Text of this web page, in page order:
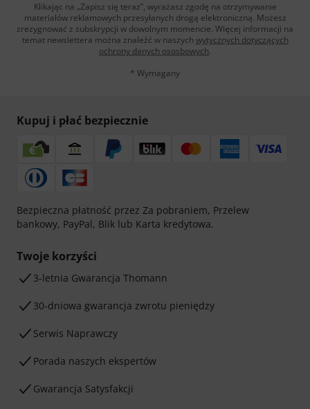
Klikając na „Zapisz się teraz”, wyrażasz zgodę na otrzymywanie
materialów reklamowych przesyłanych drogą elektroniczną. Możesz
zrezygnować z subskrypcji w dowolnym momencie. Więcej informacji na
temat newslettera można znaleźć w naszych wytycznych dotyczących
ochrony danych ososbowych.
* Wymagany
Kupuj i płać bezpiecznie
Bezpieczna płatność przez Za pobraniem, Przelew
bankowy, PayPal, Blik lub Karta kredytowa.
Twoje korzyści
3-letnia Gwarancja Thomann
30-dniowa gwarancja zwrotu pieniędzy
Serwis Naprawczy
Porada naszych ekspertów
Gwarancja Satysfakcji